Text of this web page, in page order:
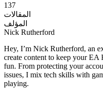
137
المقالات
المؤلف
Nick Rutherford
Hey, I’m Nick Rutherford, an
create content to keep your EA
fun. From protecting your
issues, I mix tech skills with
playing.